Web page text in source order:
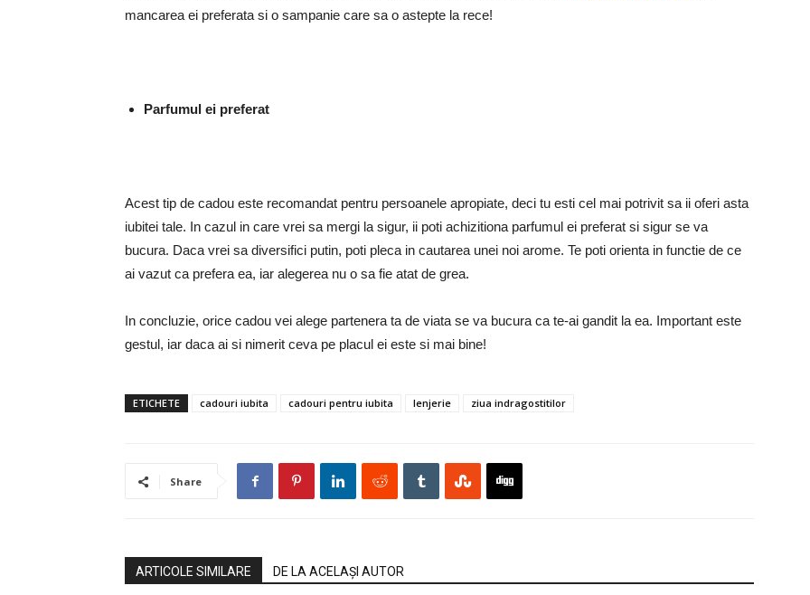
mancarea ei preferata si o sampanie care sa o astepte la rece!
Parfumul ei preferat
Acest tip de cadou este recomandat pentru persoanele apropiate, deci tu esti cel mai potrivit sa ii oferi asta
iubitei tale. In cazul in care vrei sa mergi la sigur, ii poti achizitiona parfumul ei preferat si sigur se va
bucura. Daca vrei sa diversifici putin, poti pleca in cautarea unei noi arome. Te poti orienta in functie de ce
ai vazut ca prefera ea, iar alegerea nu o sa fie atat de grea.
In concluzie, orice cadou vei alege partenera ta de viata se va bucura ca te-ai gandit la ea. Important este
gestul, iar daca ai si nimerit ceva pe placul ei este si mai bine!
ETICHETE cadouri iubita cadouri pentru iubita lenjerie ziua indragostitilor
Share
ARTICOLE SIMILARE DE LA ACELAȘI AUTOR